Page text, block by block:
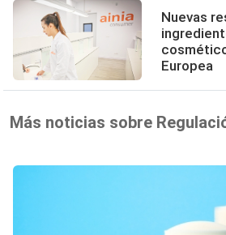
Nuevas
Europea
Más noticias sobre